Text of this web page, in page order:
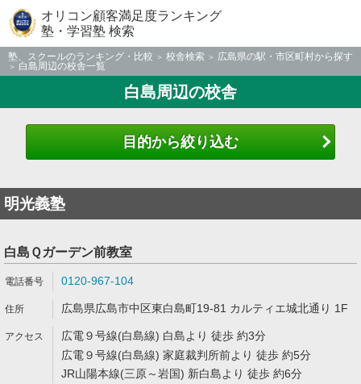
オリコン顧客満足度ランキング
塾・学習塾 検索
塾、スクールのランキング・比較 校舎検索
広島県の駅・市区町村から探す
白島周辺の校舎一覧
白島周辺の校舎
目的から絞り込む
明光義塾
白島Ｑガーデン前教室
0120-967-104
広島県広島市中区東白島町19-81 カルティエ城北通り 1F
広電９号線(白島線) 白島より 徒歩 約3分
広電９号線(白島線) 家庭裁判所前より 徒歩 約5分
JR山陽本線(三原～岩国) 新白島より 徒歩 約6分